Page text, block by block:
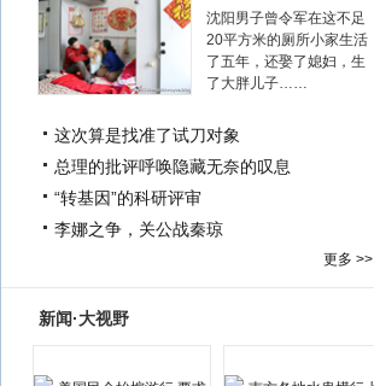
沈阳男子曾令军在这不足
20平方米的厕所小家生活
了五年，还娶了媳妇，生
了大胖儿子……
这次算是找准了试刀对象
总理的批评呼唤隐藏无奈的叹息
“转基因”的科研评审
李娜之争，关公战秦琼
更多 >>
新闻·大视野